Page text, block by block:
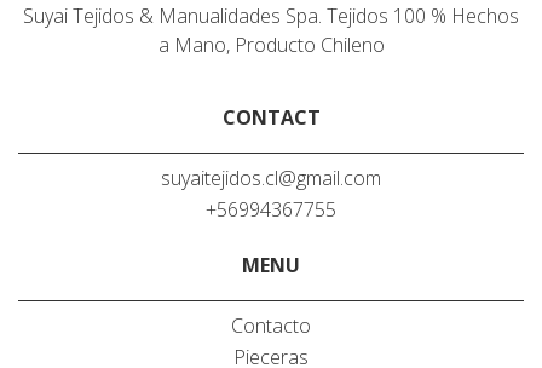
Suyai Tejidos & Manualidades Spa. Tejidos 100 % Hechos
a Mano, Producto Chileno
CONTACT
suyaitejidos.cl@gmail.com
+56994367755
MENU
Contacto
Pieceras